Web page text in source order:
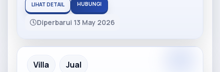
LIHAT DETAIL HUBUNGI
Diperbarui 13 May 2026
Partner Ad
Villa Jual